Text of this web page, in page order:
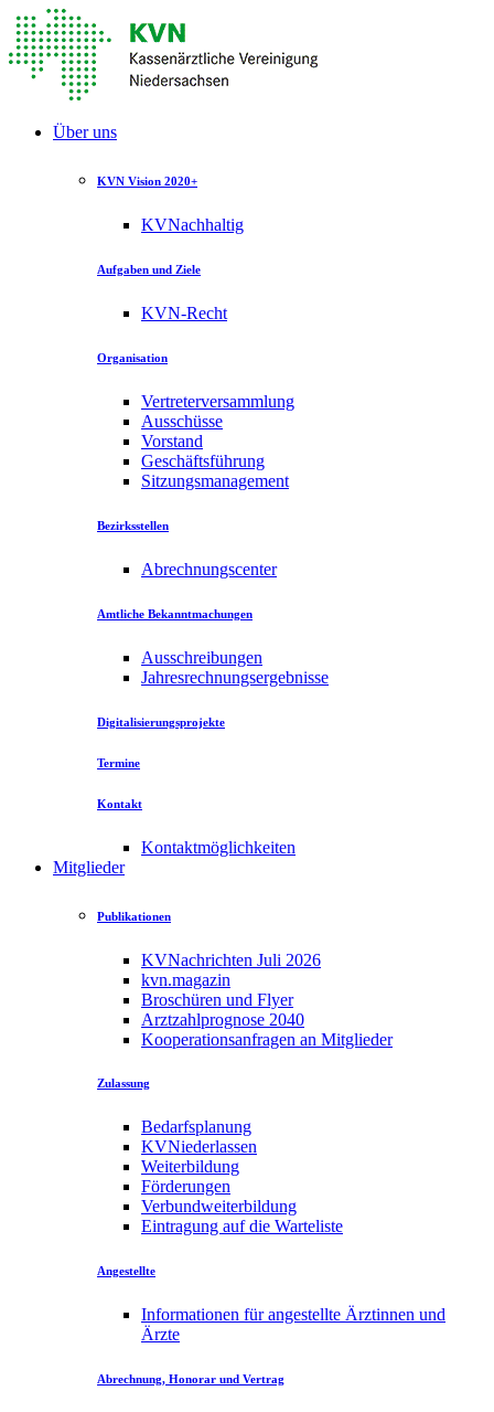
Über uns
KVN Vision 2020+
KVNachhaltig
Aufgaben und Ziele
KVN-Recht
Organisation
Vertreterversammlung
Ausschüsse
Vorstand
Geschäftsführung
Sitzungsmanagement
Bezirksstellen
Abrechnungscenter
Amtliche Bekanntmachungen
Ausschreibungen
Jahresrechnungsergebnisse
Digitalisierungsprojekte
Termine
Kontakt
Kontaktmöglichkeiten
Mitglieder
Publikationen
KVNachrichten Juli 2026
kvn.magazin
Broschüren und Flyer
Arztzahlprognose 2040
Kooperationsanfragen an Mitglieder
Zulassung
Bedarfsplanung
KVNiederlassen
Weiterbildung
Förderungen
Verbundweiterbildung
Eintragung auf die Warteliste
Angestellte
Informationen für angestellte Ärztinnen und
Ärzte
Abrechnung, Honorar und Vertrag